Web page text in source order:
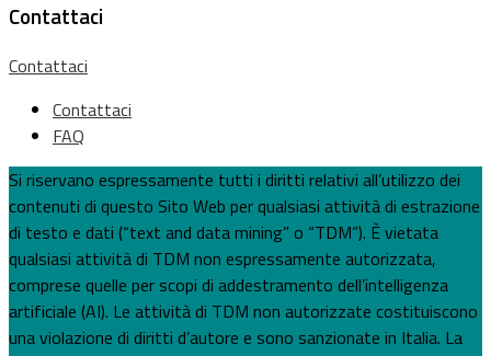
Contattaci
Contattaci
Contattaci
FAQ
Si riservano espressamente tutti i diritti relativi all’utilizzo dei
contenuti di questo Sito Web per qualsiasi attività di estrazione
di testo e dati (“text and data mining” o “TDM”). È vietata
qualsiasi attività di TDM non espressamente autorizzata,
comprese quelle per scopi di addestramento dell’intelligenza
artificiale (AI). Le attività di TDM non autorizzate costituiscono
una violazione di diritti d’autore e sono sanzionate in Italia. La